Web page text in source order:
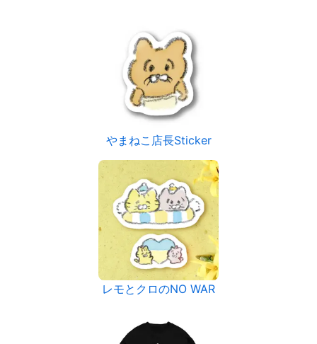
やまねこ店長Sticker
レモとクロのNO WAR